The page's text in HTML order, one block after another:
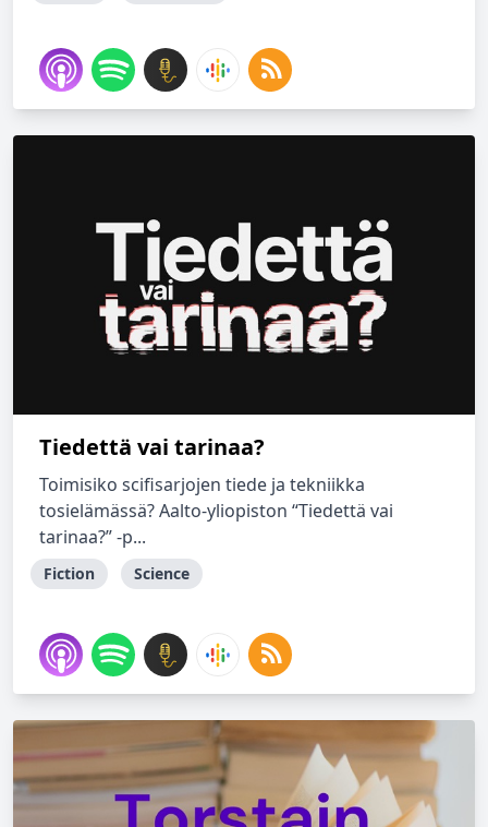
Tiedettä vai tarinaa?
Toimisiko scifisarjojen tiede ja tekniikka
tosielämässä? Aalto-yliopiston “Tiedettä vai
tarinaa?” -p...
Fiction Science